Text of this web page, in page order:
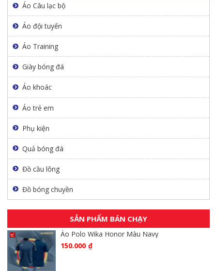
Áo Câu lạc bộ
Áo đội tuyển
Áo Training
Giày bóng đá
Áo khoác
Áo trẻ em
Phụ kiện
Quả bóng đá
Đồ cầu lông
Đồ bóng chuyền
SẢN PHẨM BÁN CHẠY
Áo Polo Wika Honor Màu Navy
150.000 ₫